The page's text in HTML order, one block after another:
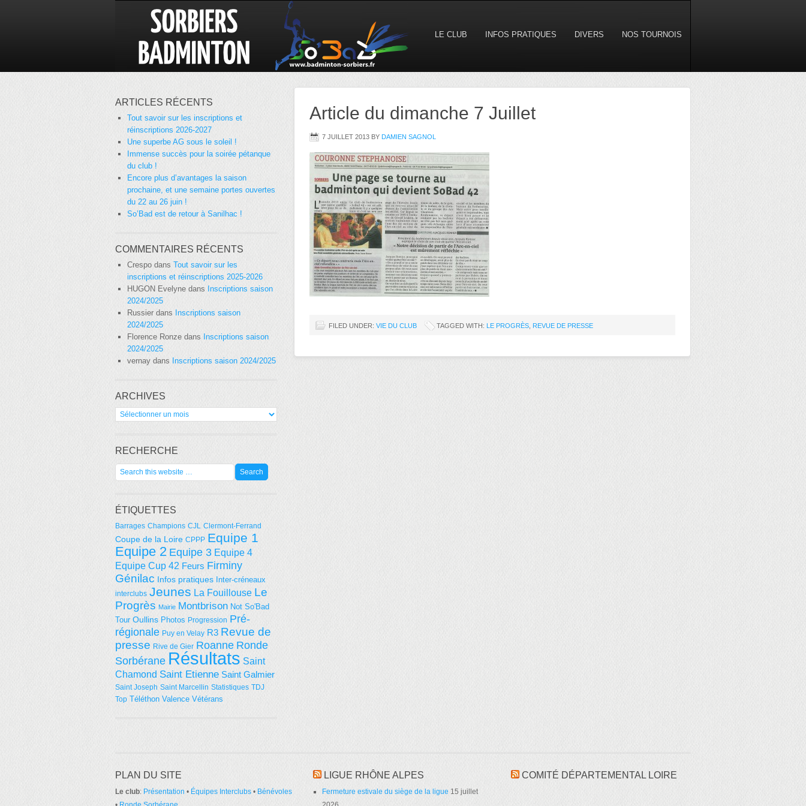
LE CLUB INFOS PRATIQUES DIVERS NOS TOURNOIS
Article du dimanche 7 Juillet
7 JUILLET 2013 BY DAMIEN SAGNOL
FILED UNDER: VIE DU CLUB TAGGED WITH: LE PROGRÈS REVUE DE PRESSE
ARTICLES RÉCENTS
Tout savoir sur les inscriptions et
réinscriptions 2026-2027
Une superbe AG sous le soleil !
Immense succès pour la soirée pétanque
du club !
Encore plus d’avantages la saison
prochaine, et une semaine portes ouvertes
du 22 au 26 juin !
So’Bad est de retour à Sanilhac !
COMMENTAIRES RÉCENTS
Crespo dans Tout savoir sur les
inscriptions et réinscriptions 2025-2026
HUGON Evelyne dans
Inscriptions saison
2024/2025
Russier dans Inscriptions saison
2024/2025
Florence Ronze dans Inscriptions saison
2024/2025
vernay dans Inscriptions saison 2024/2025
ARCHIVES
Archives
RECHERCHE
ÉTIQUETTES
Barrages Champions CJL Clermont-Ferrand
Coupe de la Loire CPPP Equipe 1
Equipe 2 Equipe 3 Equipe 4
Equipe Cup 42 Feurs Firminy
Génilac Infos pratiques Inter-créneaux
interclubs Jeunes La Fouillouse Le
Progrès Mairie Montbrison Not So'Bad
Tour Oullins Photos Progression Pré-
régionale Puy en Velay R3 Revue de
presse Rive de Gier Roanne Ronde
Sorbérane Résultats Saint
Chamond Saint Etienne Saint Galmier
Saint Joseph Saint Marcellin Statistiques TDJ
Top Téléthon Valence Vétérans
PLAN DU SITE
Le club: Présentation • Équipes Interclubs • Bénévoles
LIGUE RHÔNE ALPES
Fermeture estivale du siège de la ligue 15 juillet
COMITÉ DÉPARTEMENTAL LOIRE